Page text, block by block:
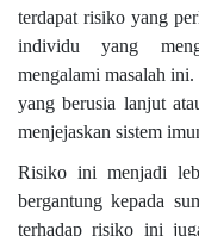
terdapat risiko yang
individu yang
mengalami masalah
yang berusia lanjut
menjejaskan sistem
Risiko ini menjadi
bergantung kepada
terhadap risiko ini